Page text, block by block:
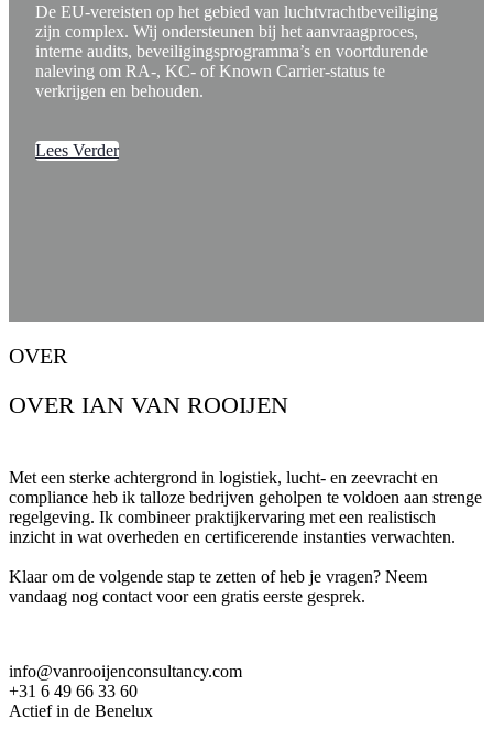
De EU-vereisten op het gebied van luchtvrachtbeveiliging
zijn complex. Wij ondersteunen bij het aanvraagproces,
interne audits, beveiligingsprogramma’s en voortdurende
naleving om RA-, KC- of Known Carrier-status te
verkrijgen en behouden.
Lees Verder
OVER
OVER IAN VAN ROOIJEN
Met een sterke achtergrond in logistiek, lucht- en zeevracht en
compliance heb ik talloze bedrijven geholpen te voldoen aan strenge
regelgeving. Ik combineer praktijkervaring met een realistisch
inzicht in wat overheden en certificerende instanties verwachten.
Klaar om de volgende stap te zetten of heb je vragen? Neem
vandaag nog contact voor een gratis eerste gesprek.
info@vanrooijenconsultancy.com
+31 6 49 66 33 60
Actief in de Benelux